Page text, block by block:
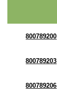
800789200
800789203
800789206